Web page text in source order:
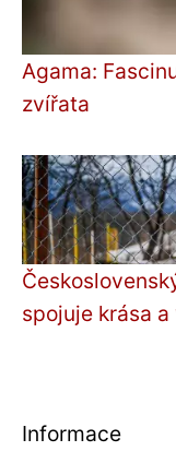
Agama:
zvířata
spojuje krása
Informace